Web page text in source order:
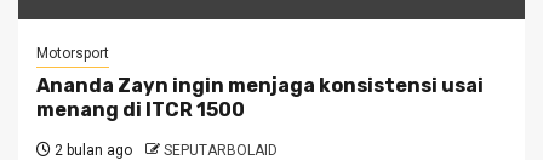
Motorsport
Ananda Zayn ingin menjaga konsistensi usai
menang di ITCR 1500
2 bulan ago SEPUTARBOLAID